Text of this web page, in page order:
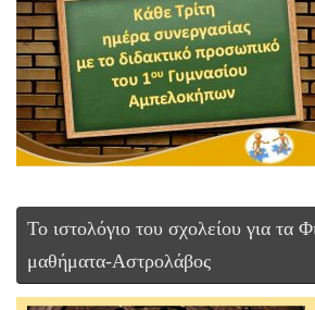
Το ιστολόγιο του σχολείου για τα
μαθήματα-Αστρολάβος